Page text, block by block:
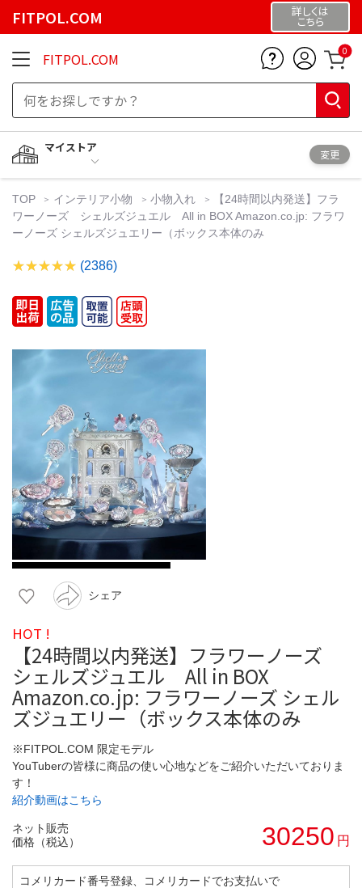
FITPOL.COM 詳しくは
こちら
FITPOL.COM 0
マイストア
変更
TOP インテリア小物 小物入れ
【24時間以内発送】フラ
ワーノーズ シェルズジュエル All in BOX Amazon.co.jp: フラワ
ーノーズ シェルズジュエリー（ボックス本体のみ
(2386)
シェア
HOT !
【24時間以内発送】フラワーノーズ
シェルズジュエル All in BOX
Amazon.co.jp: フラワーノーズ シェル
ズジュエリー（ボックス本体のみ
※FITPOL.COM 限定モデル
YouTuberの皆様に商品の使い心地などをご紹介いただいておりま
す！
紹介動画はこちら
ネット販売
価格（税込）
30250 円
コメリカード番号登録、コメリカードでお支払いで